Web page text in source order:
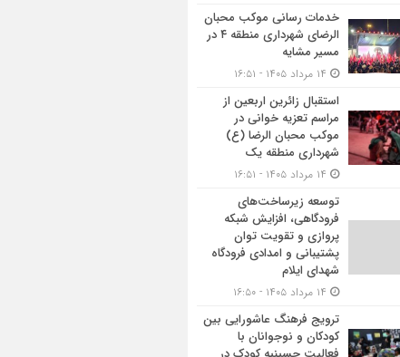
خدمات رسانی موکب محبان
الرضای شهرداری منطقه ۴ در
مسیر مشایه
استقبال زائرین اربعین از
مراسم تعزیه خوانی در
موکب محبان الرضا (ع)
شهرداری منطقه یک
توسعه زیرساخت‌های
فرودگاهی، افزایش شبکه
پروازی و تقویت توان
پشتیبانی و امدادی فرودگاه
شهدای ایلام
ترویج فرهنگ عاشورایی بین
کودکان و نوجوانان با